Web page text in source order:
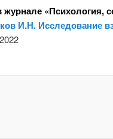
журнале «Психология,
И.Н. Исследование